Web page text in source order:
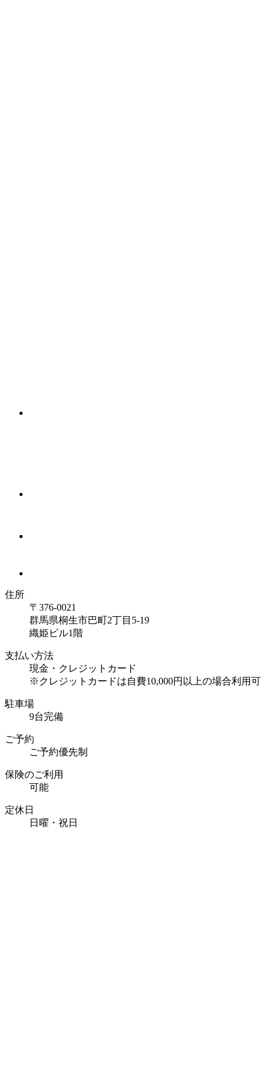
住所
〒376-0021
群馬県桐生市巴町2丁目5-19
織姫ビル1階
支払い方法
現金・クレジットカード
※クレジットカードは自費10,000円以上の場合利用可
駐車場
9台完備
ご予約
ご予約優先制
保険のご利用
可能
定休日
日曜・祝日